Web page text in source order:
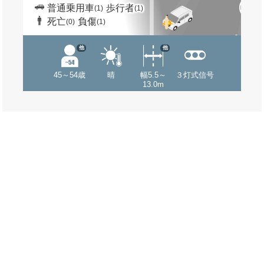
普通乗用車(1) 歩行者(1)
死亡(0) 負傷(1)
45～54歳
他
晴
幅5.5～
13.0m
他
３灯式信号